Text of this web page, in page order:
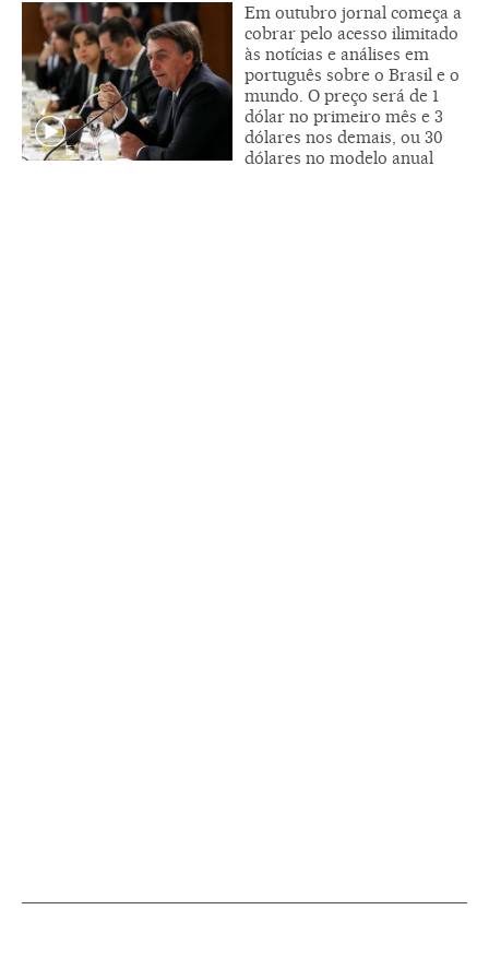
Em outubro jornal começa a
cobrar pelo acesso ilimitado
às notícias e análises em
português sobre o Brasil e o
mundo. O preço será de 1
dólar no primeiro mês e 3
dólares nos demais, ou 30
dólares no modelo anual